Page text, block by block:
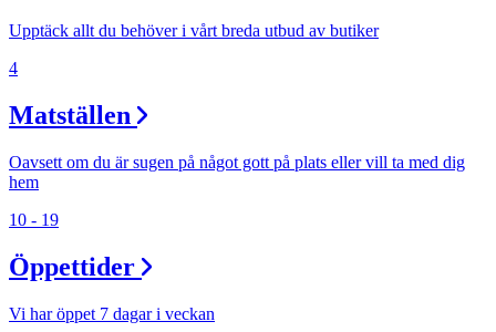
Upptäck allt du behöver i vårt breda utbud av butiker
4
Matställen
Oavsett om du är sugen på något gott på plats eller vill ta med dig
hem
10 - 19
Öppettider
Vi har öppet 7 dagar i veckan